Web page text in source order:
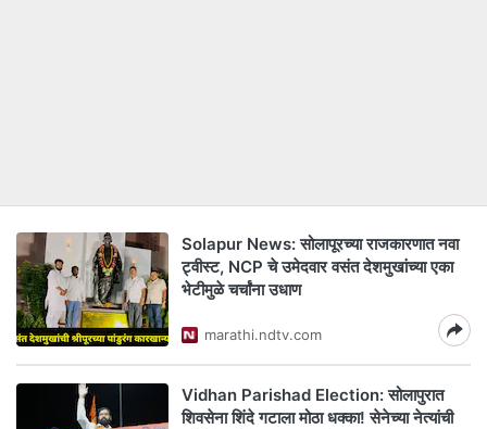
Solapur News: सोलापूरच्या राजकारणात नवा
ट्वीस्ट, NCP चे उमेदवार वसंत देशमुखांच्या एका
भेटीमुळे चर्चांना उधाण
marathi.ndtv.com
Vidhan Parishad Election: सोलापुरात
शिवसेना शिंदे गटाला मोठा धक्का! सेनेच्या नेत्यांची